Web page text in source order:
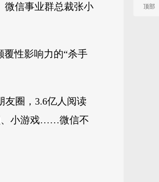
微信事业群总裁张小
覆性影响力的“杀手
友圈，3.6亿人阅读
、小游戏……微信不
顶部